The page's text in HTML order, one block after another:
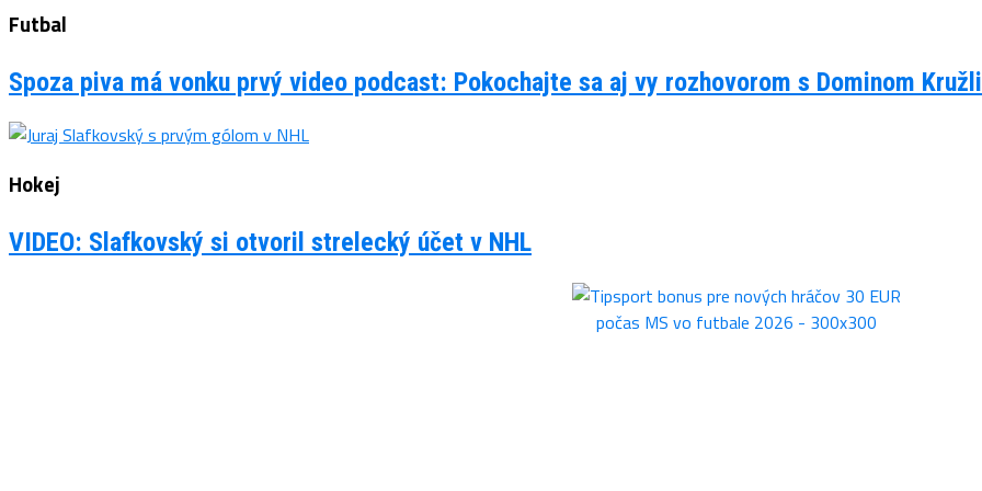
Futbal
Spoza piva má vonku prvý video podcast: Pokochajte sa aj vy rozhovorom s Dominom
Hokej
VIDEO: Slafkovský si otvoril strelecký účet v NHL